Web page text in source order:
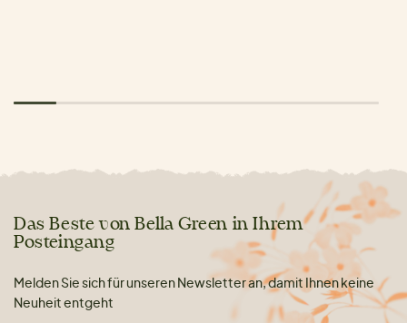
Das Beste von Bella Green in Ihrem
Posteingang
Melden Sie sich für unseren Newsletter an, damit Ihnen keine
Neuheit entgeht